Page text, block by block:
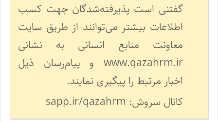
گفتنی است پذیرفته‌شدگان جهت کسب
اطلاعات بیشتر می‌توانند از طریق سایت
معاونت منابع انسانی به نشانی
www.qazahrm.ir و پیام‌رسان‌ ذیل
اخبار مرتبط را پیگیری نمایند.
کانال سروش: sapp.ir/qazahrm